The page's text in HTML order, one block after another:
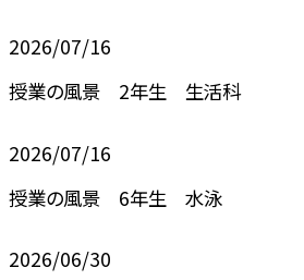
2026/07/16
授業の風景 2年生 生活科
2026/07/16
授業の風景 6年生 水泳
2026/06/30